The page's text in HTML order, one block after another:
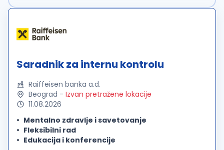
Saradnik za internu kontrolu
Raiffeisen banka a.d.
Beograd - Izvan pretražene lokacije
11.08.2026
Mentalno zdravlje i savetovanje
Fleksibilni rad
Edukacija i konferencije